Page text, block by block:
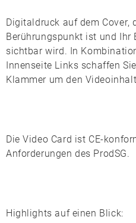
Digitaldruck auf dem Cover,
Berührungspunkt ist und Ihr
sichtbar wird. In
Innenseite Links schaffen
Klammer um den
Die Video Card ist CE-
Anforderungen des ProdSG.
Highlights auf einen Blick: